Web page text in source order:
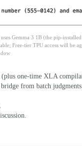
Gemma 3 1B (the pip-
; Free-tier TPU access will be
(plus one-time XLA
from batch